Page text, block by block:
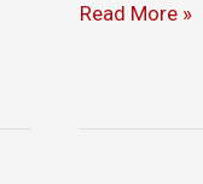
Read More »